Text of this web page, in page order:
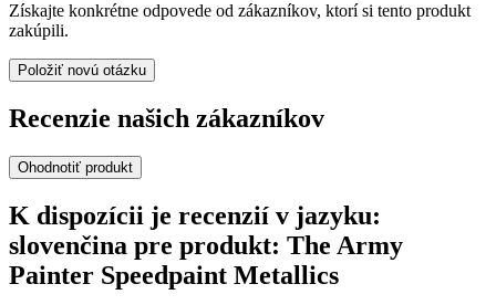
Získajte konkrétne odpovede od zákazníkov, ktorí si tento produkt
zakúpili.
Položiť novú otázku
Recenzie našich zákazníkov
Ohodnotiť produkt
K dispozícii je recenzií v jazyku:
slovenčina pre produkt: The Army
Painter Speedpaint Metallics